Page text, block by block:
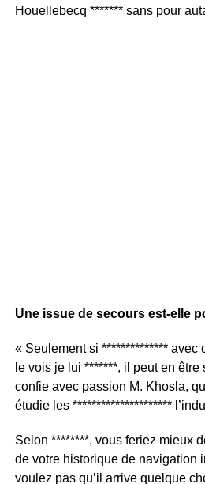
Houellebecq ******* sans pour
Une issue de secours est-elle
« Seulement si ************** avec
le vois je lui *******, il peut en être
confie avec passion M. Khosla,
étudie les *********************
Selon ********, vous feriez mieux
de votre historique de navigation
voulez pas qu’il arrive quelque